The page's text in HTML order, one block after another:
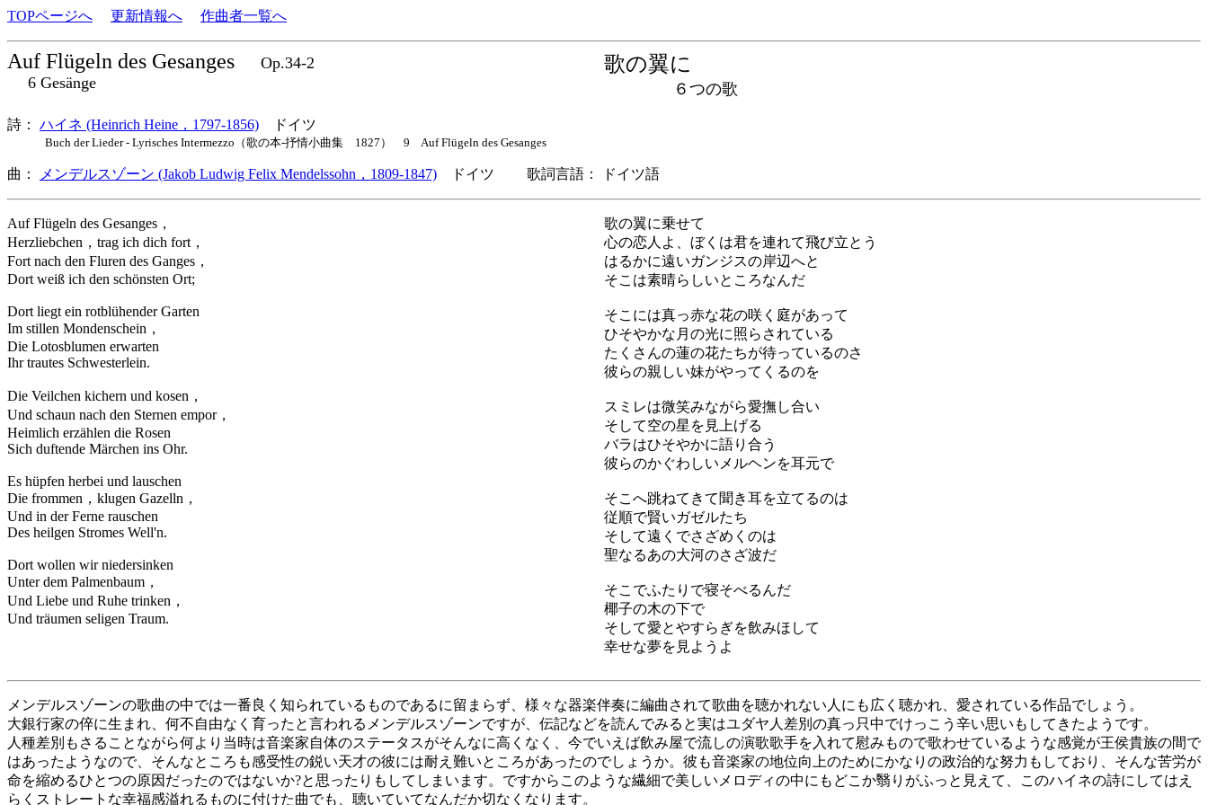
TOPページへ 更新情報へ 作曲者一覧へ
Auf Flügeln des Gesanges
Op.34-2
6 Gesänge
歌の翼に
６つの歌
詩： ハイネ (Heinrich Heine，1797-1856) ドイツ
Buch der Lieder - Lyrisches Intermezzo（歌の本-抒情小曲集 1827） 9 Auf Flügeln des Gesanges
曲： メンデルスゾーン (Jakob Ludwig Felix Mendelssohn，1809-1847) ドイツ 歌詞言語： ドイツ語
Auf Flügeln des Gesanges，
Herzliebchen，trag ich dich fort，
Fort nach den Fluren des Ganges，
Dort weiß ich den schönsten Ort;
Dort liegt ein rotblühender Garten
Im stillen Mondenschein，
Die Lotosblumen erwarten
Ihr trautes Schwesterlein.
Die Veilchen kichern und kosen，
Und schaun nach den Sternen empor，
Heimlich erzählen die Rosen
Sich duftende Märchen ins Ohr.
Es hüpfen herbei und lauschen
Die frommen，klugen Gazelln，
Und in der Ferne rauschen
Des heilgen Stromes Well'n.
Dort wollen wir niedersinken
Unter dem Palmenbaum，
Und Liebe und Ruhe trinken，
Und träumen seligen Traum.
歌の翼に乗せて
心の恋人よ、ぼくは君を連れて飛び立とう
はるかに遠いガンジスの岸辺へと
そこは素晴らしいところなんだ
そこには真っ赤な花の咲く庭があって
ひそやかな月の光に照らされている
たくさんの蓮の花たちが待っているのさ
彼らの親しい妹がやってくるのを
スミレは微笑みながら愛撫し合い
そして空の星を見上げる
バラはひそやかに語り合う
彼らのかぐわしいメルヘンを耳元で
そこへ跳ねてきて聞き耳を立てるのは
従順で賢いガゼルたち
そして遠くでさざめくのは
聖なるあの大河のさざ波だ
そこでふたりで寝そべるんだ
椰子の木の下で
そして愛とやすらぎを飲みほして
幸せな夢を見ようよ
メンデルスゾーンの歌曲の中では一番良く知られているものであるに留まらず、様々な器楽伴奏に編曲されて歌曲を聴かれない人にも広く聴かれ、愛されている作品でしょう。
大銀行家の倅に生まれ、何不自由なく育ったと言われるメンデルスゾーンですが、伝記などを読んでみると実はユダヤ人差別の真っ只中でけっこう辛い思いもしてきたようです。
人種差別もさることながら何より当時は音楽家自体のステータスがそんなに高くなく、今でいえば飲み屋で流しの演歌歌手を入れて慰みもので歌わせているような感覚が王侯貴族の間で
はあったようなので、そんなところも感受性の鋭い天才の彼には耐え難いところがあったのでしょうか。彼も音楽家の地位向上のためにかなりの政治的な努力もしており、そんな苦労が
命を縮めるひとつの原因だったのではないか?と思ったりもしてしまいます。ですからこのような繊細で美しいメロディの中にもどこか翳りがふっと見えて、このハイネの詩にしてはえ
らくストレートな幸福感溢れるものに付けた曲でも、聴いていてなんだか切なくなります。